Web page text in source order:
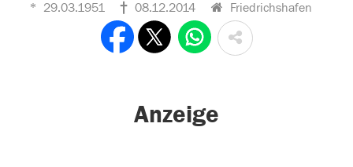
29.03.1951 08.12.2014 Friedrichshafen
Anzeige